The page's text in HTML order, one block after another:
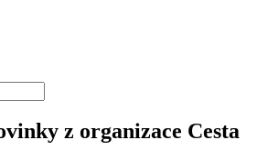
z organizace Cesta